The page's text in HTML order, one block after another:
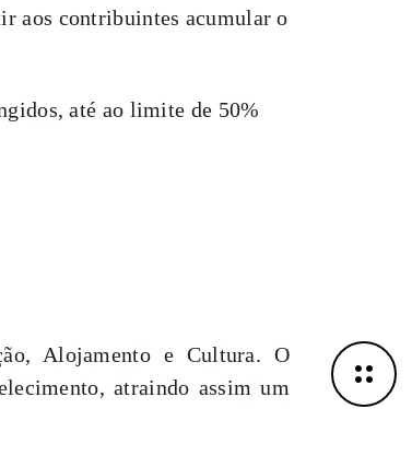
aos contribuintes acumular o
até ao limite de 50%
Alojamento e Cultura. O
atraindo assim um